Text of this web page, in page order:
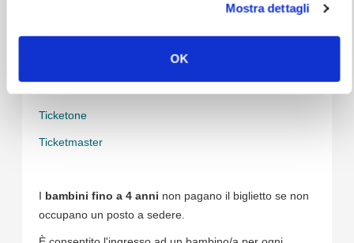
Mostra dettagli
OK
le indicazioni che riceverete via mail. Non è possibile
spedirli dopo lo show."
Ticketone
Ticketmaster
I bambini fino a 4 anni non pagano il biglietto se non
occupano un posto a sedere.